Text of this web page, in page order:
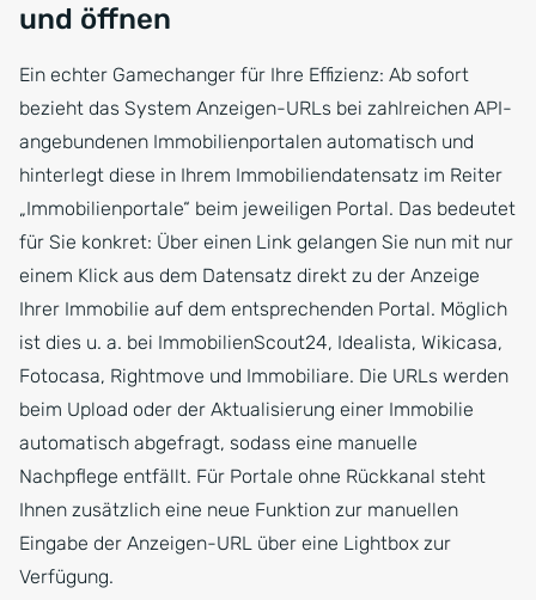
und öffnen
Ein echter Gamechanger für Ihre Effizienz: Ab sofort
bezieht das System Anzeigen-URLs bei zahlreichen API-
angebundenen Immobilienportalen automatisch und
hinterlegt diese in Ihrem Immobiliendatensatz im Reiter
„Immobilienportale“ beim jeweiligen Portal. Das bedeutet
für Sie konkret: Über einen Link gelangen Sie nun mit nur
einem Klick aus dem Datensatz direkt zu der Anzeige
Ihrer Immobilie auf dem entsprechenden Portal. Möglich
ist dies u. a. bei ImmobilienScout24, Idealista, Wikicasa,
Fotocasa, Rightmove und Immobiliare. Die URLs werden
beim Upload oder der Aktualisierung einer Immobilie
automatisch abgefragt, sodass eine manuelle
Nachpflege entfällt. Für Portale ohne Rückkanal steht
Ihnen zusätzlich eine neue Funktion zur manuellen
Eingabe der Anzeigen-URL über eine Lightbox zur
Verfügung.